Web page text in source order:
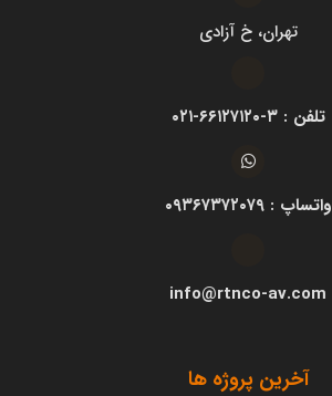
تهران، خ آزادی
تلفن : ۳-۶۶۱۲۷۱۲۰-۰۲۱
واتساپ : ۰۹۳۶۷۳۷۲۰۷۹
info@rtnco-av.com
آخرین پروژه ها